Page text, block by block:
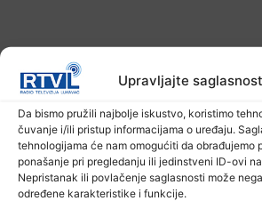
Upravljajte
Da bismo pružili najbolje iskustvo, koristimo
čuvanje i/ili pristup informacijama o uređaju.
tehnologijama će nam omogućiti da obrađujemo
ponašanje pri pregledanju ili jedinstveni ID-ovi
Nepristanak ili povlačenje saglasnosti može
određene karakteristike i funkcije.
U TK povećan broj požara
7. Augusta 2026.